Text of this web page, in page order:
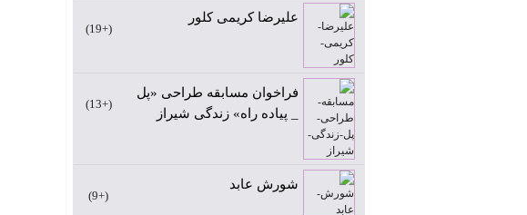
علیرضا کریمی کلور
+19
فراخوان مسابقه طراحی «پل
_ پیاده راه» زندگی شیراز
+13
شورش عابد
+9